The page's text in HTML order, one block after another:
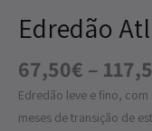
Edredão
67,50€ –
Edredão leve e fino,
meses de transição de